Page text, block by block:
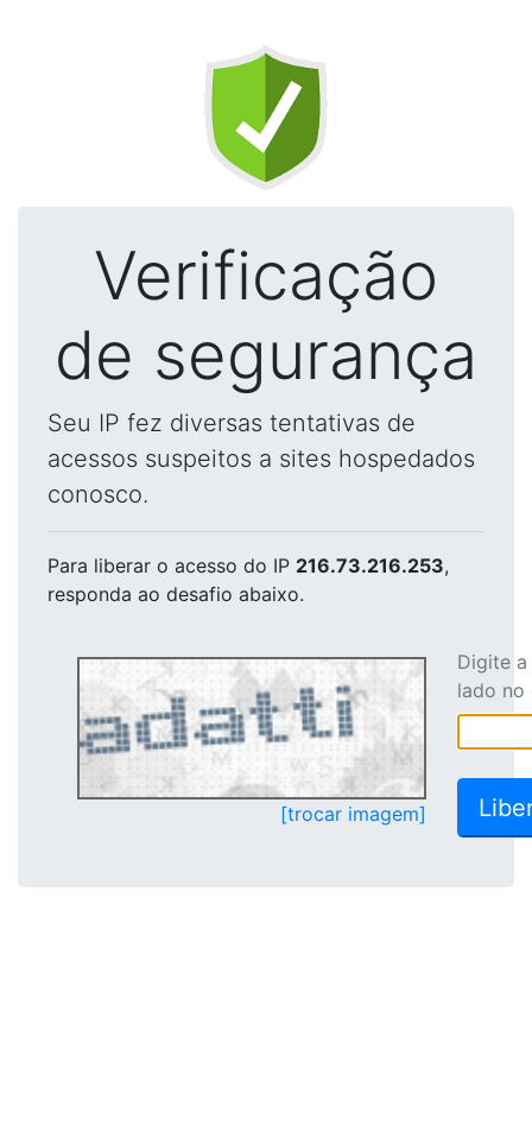
Verificação
de segurança
Seu IP fez diversas tentativas de
acessos suspeitos a sites hospedados
conosco.
Para liberar o acesso do IP 216.73.216.253,
responda ao desafio abaixo.
[trocar imagem]
Digite
lado no